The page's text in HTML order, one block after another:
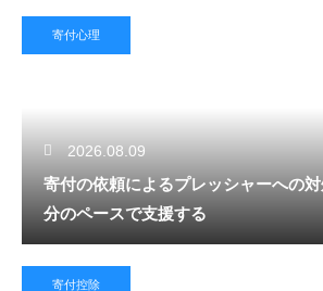
寄付心理
2026.08.09
寄付の依頼によるプレッシャーへの
分のペースで支援する
寄付控除